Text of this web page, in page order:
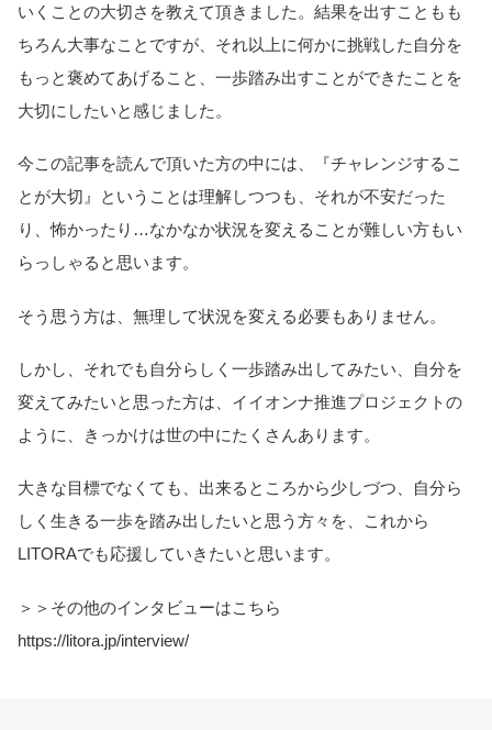
いくことの大切さを教えて頂きました。結果を出すこともも
ちろん大事なことですが、それ以上に何かに挑戦した自分を
もっと褒めてあげること、一歩踏み出すことができたことを
大切にしたいと感じました。
今この記事を読んで頂いた方の中には、『チャレンジするこ
とが大切』ということは理解しつつも、それが不安だった
り、怖かったり…なかなか状況を変えることが難しい方もい
らっしゃると思います。
そう思う方は、無理して状況を変える必要もありません。
しかし、それでも自分らしく一歩踏み出してみたい、自分を
変えてみたいと思った方は、イイオンナ推進プロジェクトの
ように、きっかけは世の中にたくさんあります。
大きな目標でなくても、出来るところから少しづつ、自分ら
しく生きる一歩を踏み出したいと思う方々を、これから
LITORAでも応援していきたいと思います。
＞＞その他のインタビューはこちら
https://litora.jp/interview/